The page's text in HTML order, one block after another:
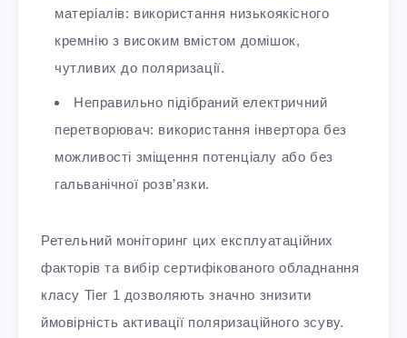
матеріалів: використання низькоякісного
кремнію з високим вмістом домішок,
чутливих до поляризації.
Неправильно підібраний електричний
перетворювач: використання інвертора без
можливості зміщення потенціалу або без
гальванічної розв’язки.
Ретельний моніторинг цих експлуатаційних
факторів та вибір сертифікованого обладнання
класу Tier 1 дозволяють значно знизити
ймовірність активації поляризаційного зсуву.